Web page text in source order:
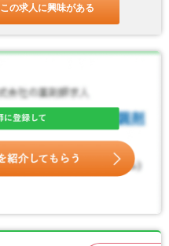
この求人に興味がある